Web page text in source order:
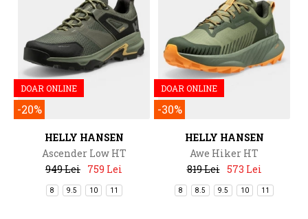
DOAR ONLINE
-20%
HELLY HANSEN
Ascender Low HT
949 Lei 759 Lei
8 9.5 10 11
DOAR ONLINE
-30%
HELLY HANSEN
Awe Hiker HT
819 Lei 573 Lei
8 8.5 9.5 10 11